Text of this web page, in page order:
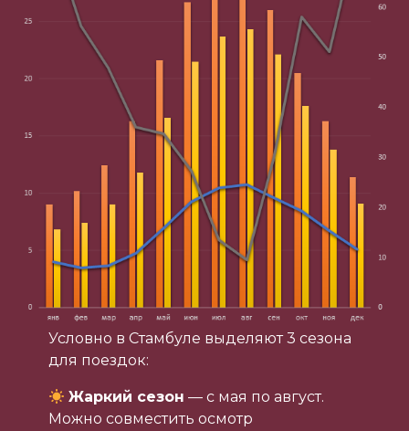
Условно в Стамбуле выделяют 3 сезона
для поездок:
Жаркий сезон — с мая по август.
Можно совместить осмотр